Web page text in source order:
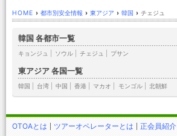
HOME › 都市別安全情報 › 東アジア › 韓国 › チェジュ
韓国 各都市一覧
キョンジュ ソウル チェジュ プサン
東アジア 各国一覧
韓国 台湾 中国 香港 マカオ モンゴル| 北朝鮮
OTOAとは ツアーオペレーターとは 正会員紹介